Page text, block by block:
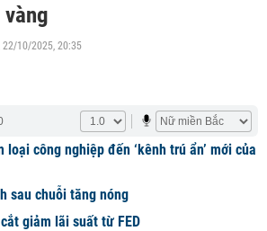
vàng
22/10/2025, 20:35
loại công nghiệp đến ‘kênh trú ẩn’ mới của
sau chuỗi tăng nóng
giảm lãi suất từ FED